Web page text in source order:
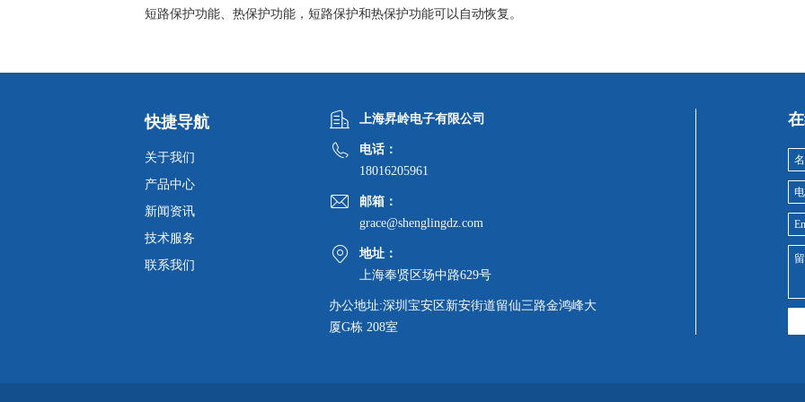
短路保护功能、热保护功能，短路保护和热保护功能可以自动恢复。
快捷导航
关于我们
产品中心
新闻资讯
技术服务
联系我们
上海昇岭电子有限公司
电话：
18016205961
邮箱：
grace@shenglingdz.com
地址：
上海奉贤区场中路629号
办公地址:深圳宝安区新安街道留仙三路金鸿峰大
厦G栋 208室